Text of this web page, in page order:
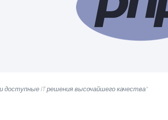
IT решения высочайшего качества"